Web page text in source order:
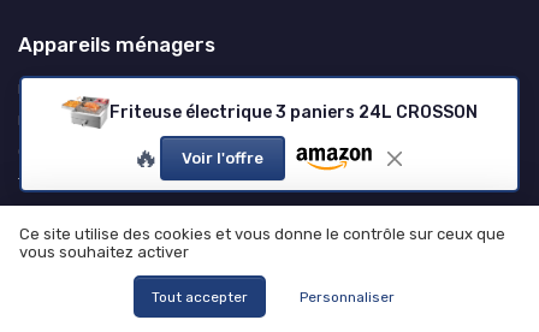
Friteuse électrique 3 paniers 24L CROSSON
🔥 Voir l'offre
Appareils ménagers
Média
Marketplace
Outils pratiques
Temps de cuisson airfryer
Kit média et RP
Data Room Électroménager
TOP 50 Électroménager
Ce site utilise des cookies et vous donne le contrôle sur ceux que
vous souhaitez activer
Tout accepter Personnaliser